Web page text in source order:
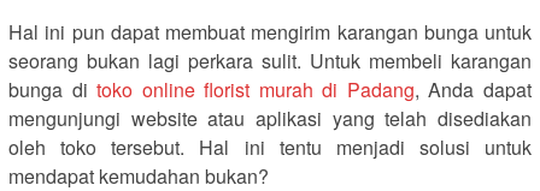
Hal ini pun dapat membuat mengirim karangan bunga untuk
seorang bukan lagi perkara sulit. Untuk membeli karangan
bunga ditoko online florist murah di Padang, Anda dapat
mengunjungi website atau aplikasi yang telah disediakan
oleh toko tersebut. Hal ini tentu menjadi solusi untuk
mendapat kemudahan bukan?